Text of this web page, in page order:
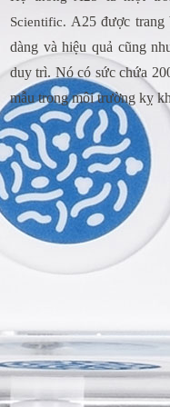
Scientific. A25 được trang
dàng và hiệu quả cũng
duy trì. Nó có sức chứa
mẫu trong môi trường kỵ